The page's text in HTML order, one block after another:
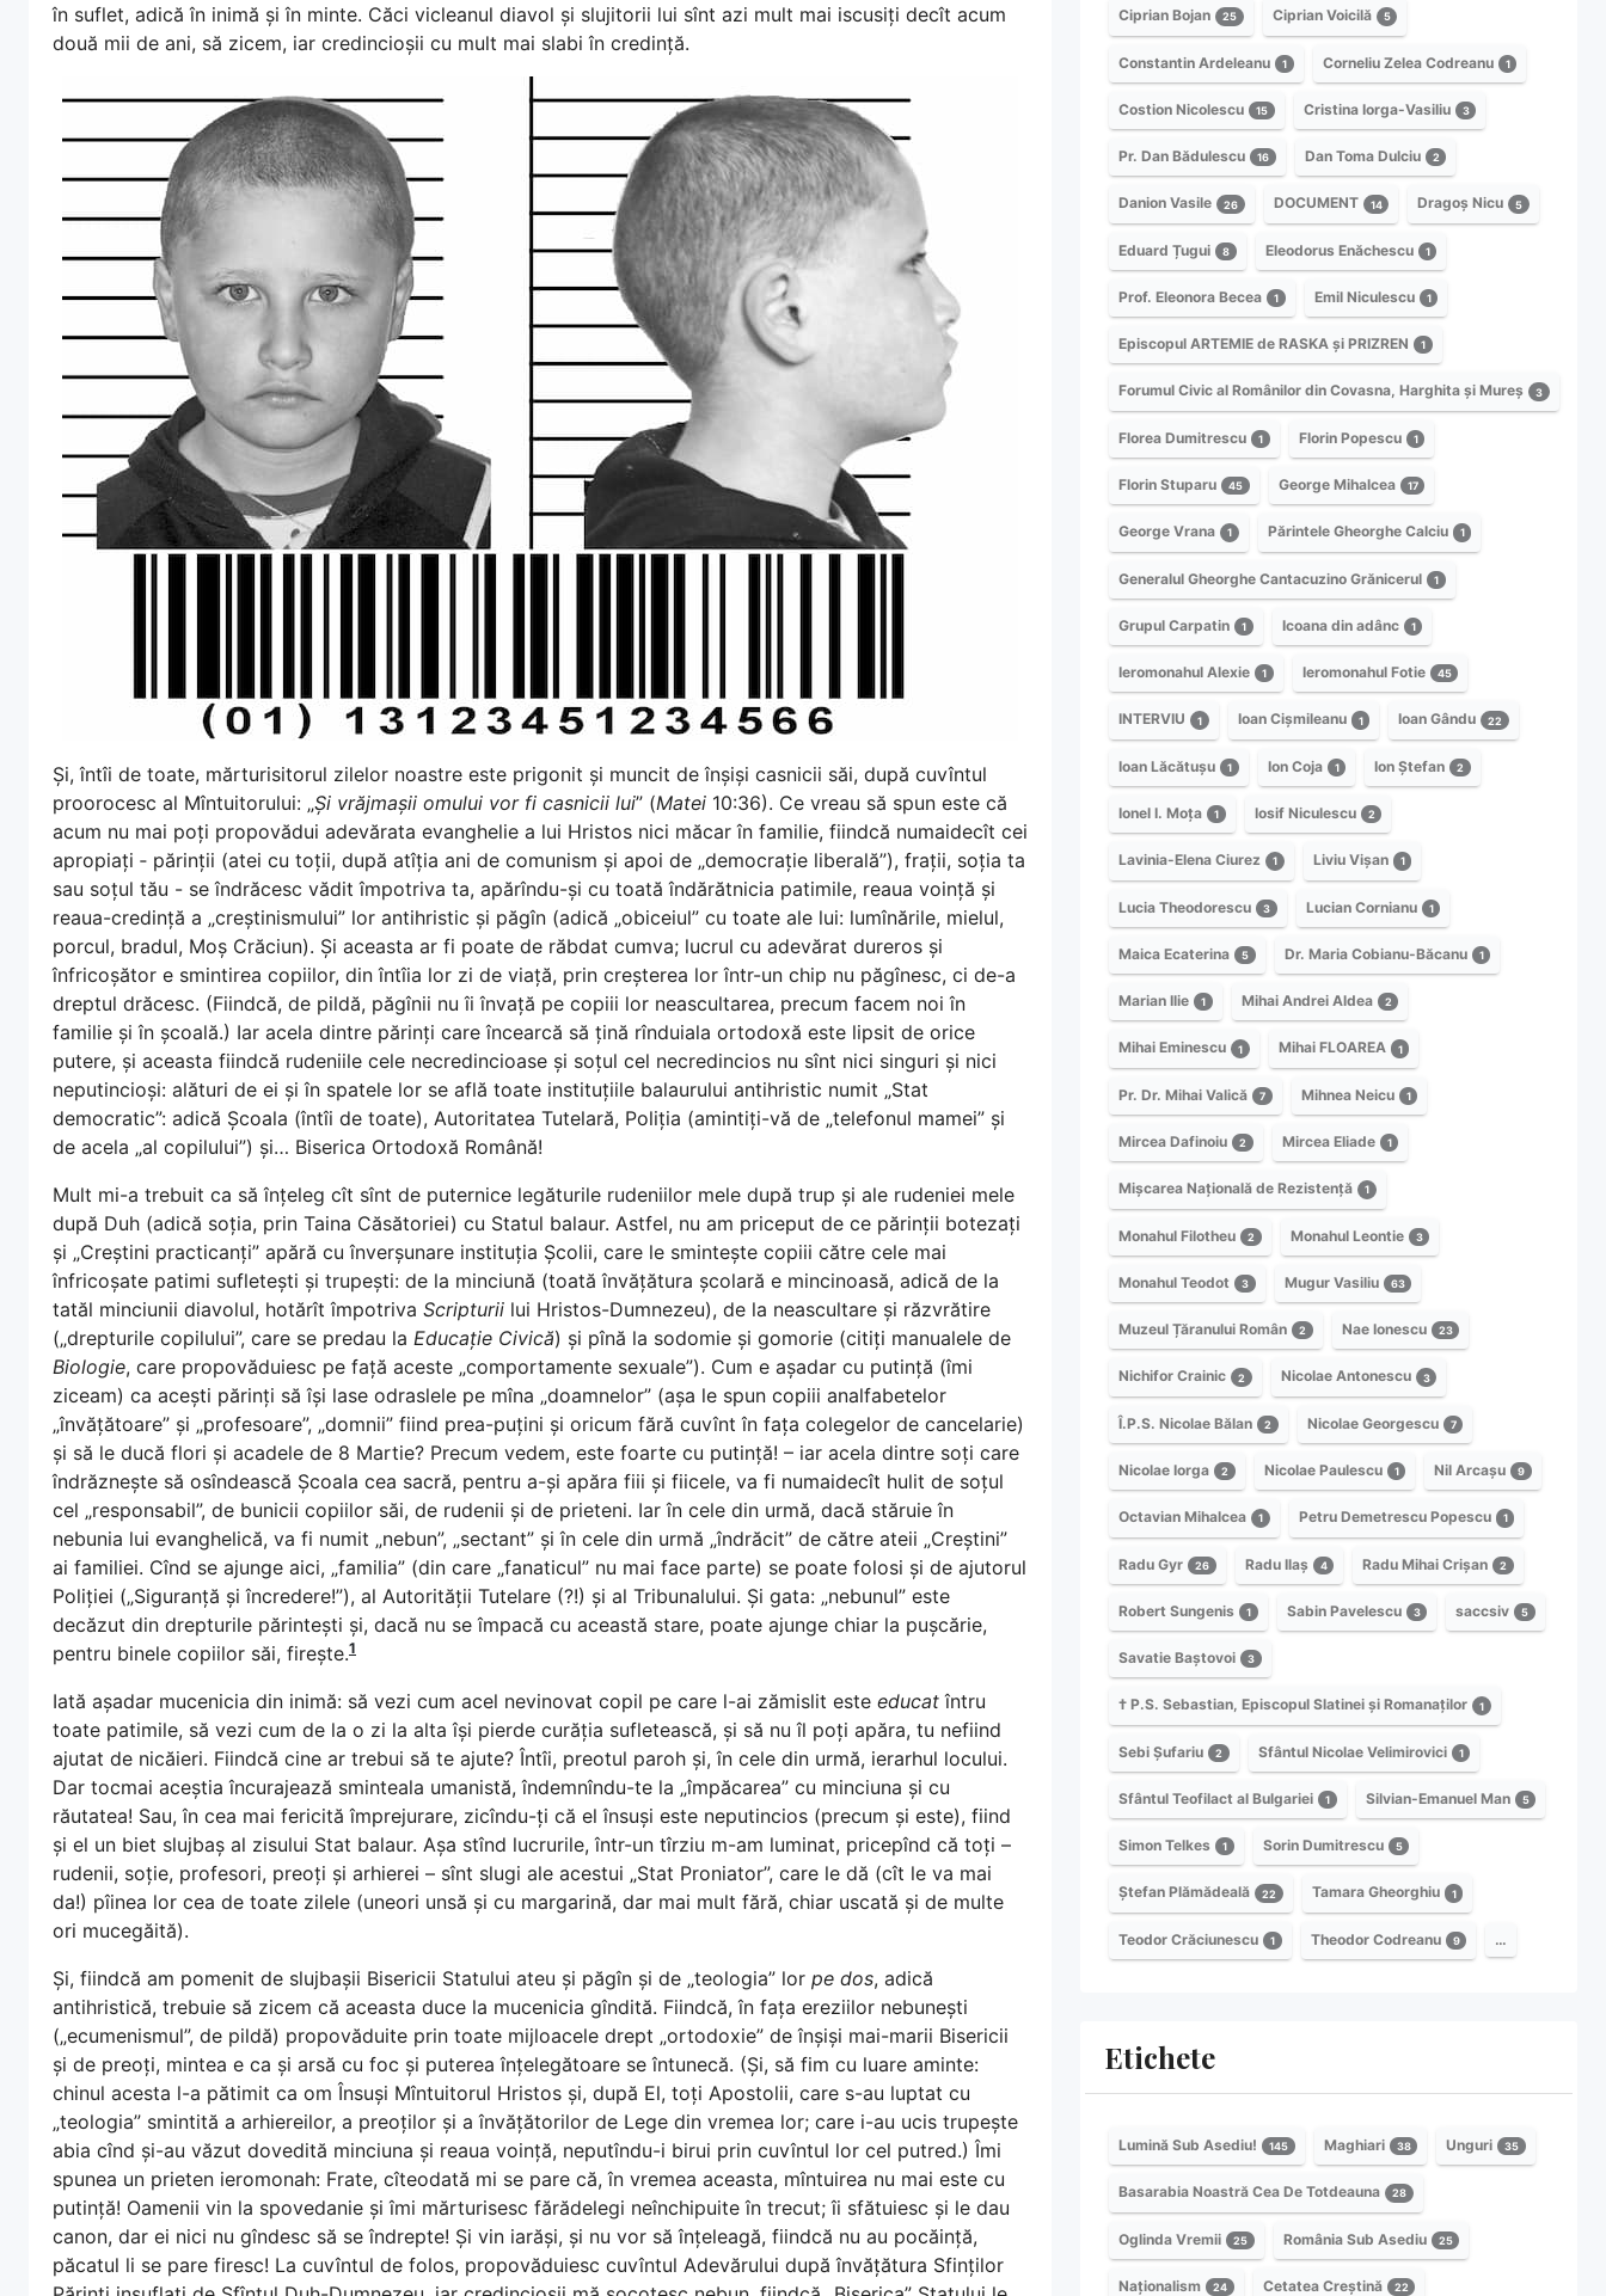
în suflet, adică în inimă și în minte. Căci vicleanul diavol și slujitorii lui sînt azi mult mai iscusiți decît acum
două mii de ani, să zicem, iar credincioșii cu mult mai slabi în credință.
Și, întîi de toate, mărturisitorul zilelor noastre este prigonit și muncit de înșiși casnicii săi, după cuvîntul
proorocesc al Mîntuitorului: „Și vrăjmașii omului vor fi casnicii lui” (Matei 10:36). Ce vreau să spun este că
acum nu mai poți propovădui adevărata evanghelie a lui Hristos nici măcar în familie, fiindcă numaidecît cei
apropiați ‑ părinții (atei cu toții, după atîția ani de comunism și apoi de „democrație liberală”), frații, soția ta
sau soțul tău - se îndrăcesc vădit împotriva ta, apărîndu-și cu toată îndărătnicia patimile, reaua voință și
reaua-credință a „creștinismului” lor antihristic și păgîn (adică „obiceiul” cu toate ale lui: lumînările, mielul,
porcul, bradul, Moș Crăciun). Și aceasta ar fi poate de răbdat cumva; lucrul cu adevărat dureros și
înfricoșător e smintirea copiilor, din întîia lor zi de viață, prin creșterea lor într-un chip nu păgînesc, ci de-a
dreptul drăcesc. (Fiindcă, de pildă, păgînii nu îi învață pe copiii lor neascultarea, precum facem noi în
familie și în școală.) Iar acela dintre părinți care încearcă să țină rînduiala ortodoxă este lipsit de orice
putere, și aceasta fiindcă rudeniile cele necredincioase și soțul cel necredincios nu sînt nici singuri și nici
neputincioși: alături de ei și în spatele lor se află toate instituțiile balaurului antihristic numit „Stat
democratic”: adică Școala (întîi de toate), Autoritatea Tutelară, Poliția (amintiți-vă de „telefonul mamei” și
de acela „al copilului”) și… Biserica Ortodoxă Română!
Mult mi-a trebuit ca să înțeleg cît sînt de puternice legăturile rudeniilor mele după trup și ale rudeniei mele
după Duh (adică soția, prin Taina Căsătoriei) cu Statul balaur. Astfel, nu am priceput de ce părinții botezați
și „Creștini practicanți” apără cu înverșunare instituția Școlii, care le smintește copiii către cele mai
înfricoșate patimi sufletești și trupești: de la minciună (toată învățătura școlară e mincinoasă, adică de la
tatăl minciunii diavolul, hotărît împotriva Scripturii lui Hristos-Dumnezeu), de la neascultare și răzvrătire
(„drepturile copilului”, care se predau la Educație Civică) și pînă la sodomie și gomorie (citiți manualele de
Biologie, care propovăduiesc pe față aceste „comportamente sexuale”). Cum e așadar cu putință (îmi
ziceam) ca acești părinți să își lase odraslele pe mîna „doamnelor” (așa le spun copiii analfabetelor
„învățătoare” și „profesoare”, „domnii” fiind prea-puțini și oricum fără cuvînt în fața colegelor de cancelarie)
și să le ducă flori și acadele de 8 Martie? Precum vedem, este foarte cu putință! – iar acela dintre soți care
îndrăznește să osîndească Școala cea sacră, pentru a-și apăra fiii și fiicele, va fi numaidecît hulit de soțul
cel „responsabil”, de bunicii copiilor săi, de rudenii și de prieteni. Iar în cele din urmă, dacă stăruie în
nebunia lui evanghelică, va fi numit „nebun”, „sectant” și în cele din urmă „îndrăcit” de către ateii „Creștini”
ai familiei. Cînd se ajunge aici, „familia” (din care „fanaticul” nu mai face parte) se poate folosi și de ajutorul
Poliției („Siguranță și încredere!”), al Autorității Tutelare (?!) și al Tribunalului. Și gata: „nebunul” este
decăzut din drepturile părintești și, dacă nu se împacă cu această stare, poate ajunge chiar la pușcărie,
pentru binele copiilor săi, firește.1
Iată așadar mucenicia din inimă: să vezi cum acel nevinovat copil pe care l-ai zămislit este educat întru
toate patimile, să vezi cum de la o zi la alta își pierde curăția sufletească, și să nu îl poți apăra, tu nefiind
ajutat de nicăieri. Fiindcă cine ar trebui să te ajute? Întîi, preotul paroh și, în cele din urmă, ierarhul locului.
Dar tocmai aceștia încurajează sminteala umanistă, îndemnîndu-te la „împăcarea” cu minciuna și cu
răutatea! Sau, în cea mai fericită împrejurare, zicîndu-ți că el însuși este neputincios (precum și este), fiind
și el un biet slujbaș al zisului Stat balaur. Așa stînd lucrurile, într-un tîrziu m-am luminat, pricepînd că toți –
rudenii, soție, profesori, preoți și arhierei – sînt slugi ale acestui „Stat Proniator”, care le dă (cît le va mai
da!) pîinea lor cea de toate zilele (uneori unsă și cu margarină, dar mai mult fără, chiar uscată și de multe
ori mucegăită).
Și, fiindcă am pomenit de slujbașii Bisericii Statului ateu și păgîn și de „teologia” lor pe dos, adică
antihristică, trebuie să zicem că aceasta duce la mucenicia gîndită. Fiindcă, în fața ereziilor nebunești
(„ecumenismul”, de pildă) propovăduite prin toate mijloacele drept „ortodoxie” de înșiși mai-marii Bisericii
și de preoți, mintea e ca și arsă cu foc și puterea înțelegătoare se întunecă. (Și, să fim cu luare aminte:
chinul acesta l-a pătimit ca om Însuși Mîntuitorul Hristos și, după El, toți Apostolii, care s-au luptat cu
„teologia” smintită a arhiereilor, a preoților și a învățătorilor de Lege din vremea lor; care i-au ucis trupește
abia cînd și-au văzut dovedită minciuna și reaua voință, neputîndu-i birui prin cuvîntul lor cel putred.) Îmi
spunea un prieten ieromonah: Frate, cîteodată mi se pare că, în vremea aceasta, mîntuirea nu mai este cu
putință! Oamenii vin la spovedanie și îmi mărturisesc fărădelegi neînchipuite în trecut; îi sfătuiesc și le dau
canon, dar ei nici nu gîndesc să se îndrepte! Și vin iarăși, și nu vor să înțeleagă, fiindcă nu au pocăință,
păcatul li se pare firesc! La cuvîntul de folos, propovăduiesc cuvîntul Adevărului după învățătura Sfinților
Ciprian Bojan 25 Ciprian Voicilă 5
Constantin Ardeleanu 1 Corneliu Zelea Codreanu 1
Costion Nicolescu 15 Cristina Iorga-Vasiliu 3
Pr. Dan Bădulescu 16 Dan Toma Dulciu 2
Danion Vasile 26 DOCUMENT 14 Dragoș Nicu 5
Eduard Țugui 8 Eleodorus Enăchescu 1
Prof. Eleonora Becea 1 Emil Niculescu 1
Episcopul ARTEMIE de RASKA și PRIZREN 1
Forumul Civic al Românilor din Covasna, Harghita și Mureș 3
Florea Dumitrescu 1 Florin Popescu 1
Florin Stuparu 45 George Mihalcea 17
George Vrana 1 Părintele Gheorghe Calciu 1
Generalul Gheorghe Cantacuzino Grănicerul 1
Grupul Carpatin 1 Icoana din adânc 1
Ieromonahul Alexie 1 Ieromonahul Fotie 45
INTERVIU 1 Ioan Cișmileanu 1 Ioan Gându 22
Ioan Lăcătușu 1 Ion Coja 1 Ion Ștefan 2
Ionel I. Moța 1 Iosif Niculescu 2
Lavinia-Elena Ciurez 1 Liviu Vișan 1
Lucia Theodorescu 3 Lucian Cornianu 1
Maica Ecaterina 5 Dr. Maria Cobianu-Băcanu 1
Marian Ilie 1 Mihai Andrei Aldea 2
Mihai Eminescu 1 Mihai FLOAREA 1
Pr. Dr. Mihai Valică 7 Mihnea Neicu 1
Mircea Dafinoiu 2 Mircea Eliade 1
Mișcarea Națională de Rezistență 1
Monahul Filotheu 2 Monahul Leontie 3
Monahul Teodot 3 Mugur Vasiliu 63
Muzeul Țăranului Român 2 Nae Ionescu 23
Nichifor Crainic 2 Nicolae Antonescu 3
Î.P.S. Nicolae Bălan 2 Nicolae Georgescu 7
Nicolae Iorga 2 Nicolae Paulescu 1 Nil Arcașu 9
Octavian Mihalcea 1 Petru Demetrescu Popescu 1
Radu Gyr 26 Radu Ilaș 4 Radu Mihai Crișan 2
Robert Sungenis 1 Sabin Pavelescu 3 saccsiv 5
Savatie Baștovoi 3
† P.S. Sebastian, Episcopul Slatinei și Romanaților 1
Sebi Șufariu 2 Sfântul Nicolae Velimirovici 1
Sfântul Teofilact al Bulgariei 1 Silvian-Emanuel Man 5
Simon Telkes 1 Sorin Dumitrescu 5
Ștefan Plămădeală 22 Tamara Gheorghiu 1
Teodor Crăciunescu 1 Theodor Codreanu 9 …
Etichete
Lumină Sub Asediu! 145 Maghiari 38 Unguri 35
Basarabia Noastră Cea De Totdeauna 28
Oglinda Vremii 25 România Sub Asediu 25
Naționalism 24 Cetatea Creștină 22